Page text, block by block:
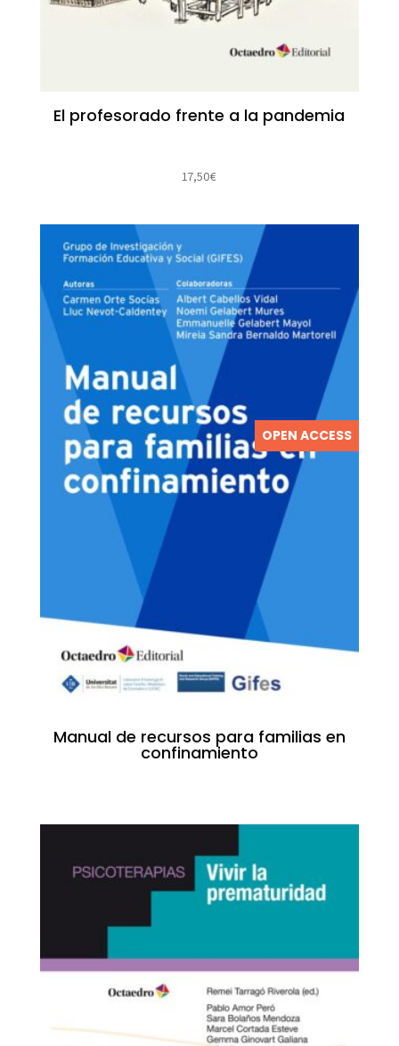
El profesorado frente a la pandemia
17,50€
OPEN ACCESS
Manual de recursos para familias en
confinamiento